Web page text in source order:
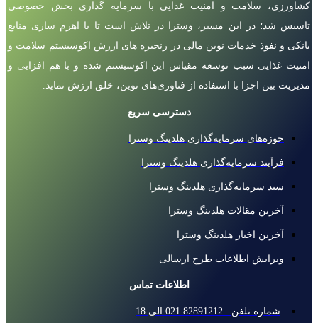
کشاورزی، سلامت و امنیت غذایی با سرمایه گذاری بخش خصوصی
تاسیس شد؛ در این مسیر، وسترا در تلاش است تا با اهرم سازی منابع
بانکی و نفوذ خدمات نوین مالی در زنجیره های ارزش اکوسیستم سلامت و
امنیت غذایی سبب توسعه مقیاس این اکوسیستم شده و با هم افزایی و
مدیریت بین اجزا با استفاده از فناوری‌های نوین، خلق ارزش نماید.
دسترسی سریع
حوزه‌های سرمایه‌گذاری هلدینگ وسترا
فرآیند سرمایه‌گذاری هلدینگ وسترا
سبد سرمایه‌گذاری هلدینگ وسترا
آخرین مقالات هلدینگ وسترا
آخرین اخبار هلدینگ وسترا
ویرایش اطلاعات طرح ارسالی
اطلاعات تماس
شماره تلفن : 82891212 021 الی 18